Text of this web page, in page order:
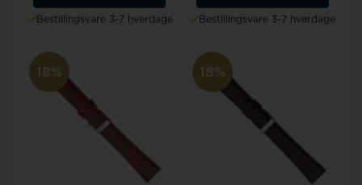
Bestillingsvare 3-7 hverdage Bestillingsvare 3-7 hverdage
18% 18%